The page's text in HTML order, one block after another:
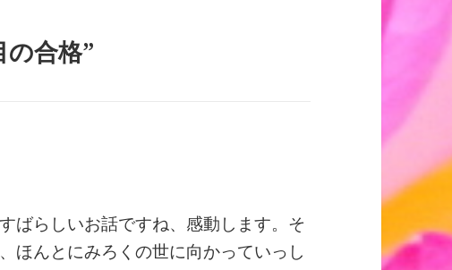
合格”
ばらしいお話ですね、感動します。そ
ほんとにみろくの世に向かっていっし